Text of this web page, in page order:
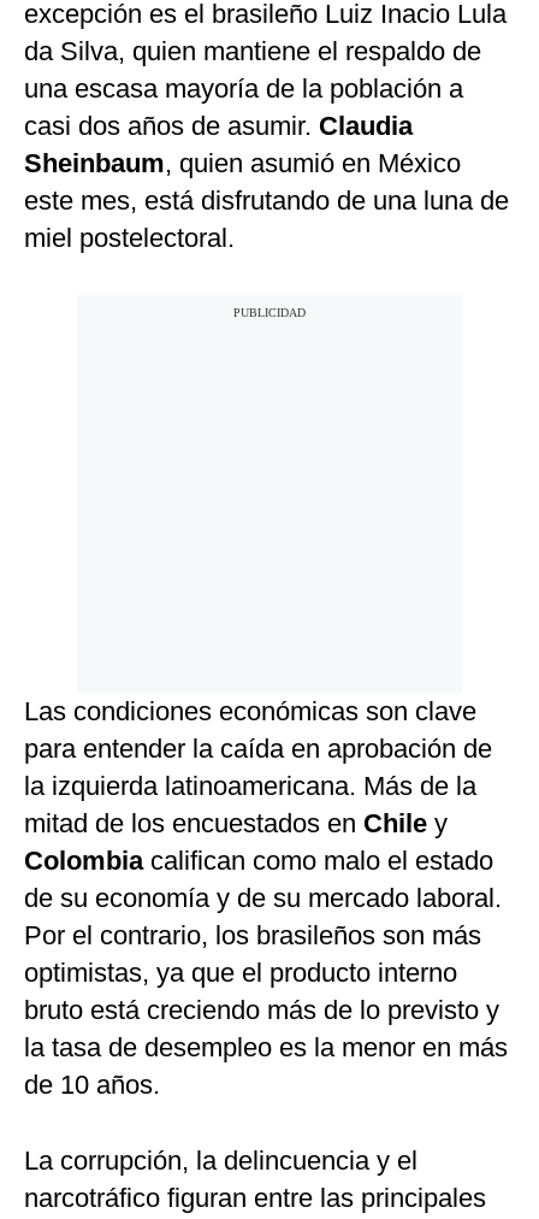
excepción es el brasileño Luiz Inacio Lula
da Silva, quien mantiene el respaldo de
una escasa mayoría de la población a
casi dos años de asumir. Claudia
Sheinbaum, quien asumió en México
este mes, está disfrutando de una luna de
miel postelectoral.
Las condiciones económicas son clave
para entender la caída en aprobación de
la izquierda latinoamericana. Más de la
mitad de los encuestados en Chile y
Colombia califican como malo el estado
de su economía y de su mercado laboral.
Por el contrario, los brasileños son más
optimistas, ya que el producto interno
bruto está creciendo más de lo previsto y
la tasa de desempleo es la menor en más
de 10 años.
La corrupción, la delincuencia y el
narcotráfico figuran entre las principales